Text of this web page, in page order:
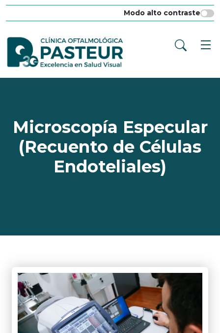
Modo alto contraste
Microscopía Especular
(Recuento de Células
Endoteliales)